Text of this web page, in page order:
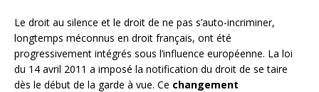
Le droit au silence et le droit de ne pas s’auto-incriminer,
longtemps méconnus en droit français, ont été
progressivement intégrés sous l’influence européenne. La loi
du 14 avril 2011 a imposé la notification du droit de se taire
dès le début de la garde à vue. Ce changement